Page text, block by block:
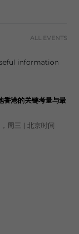
ALL EVENTS
information
港的关键考量与最
周三 | 北京时间